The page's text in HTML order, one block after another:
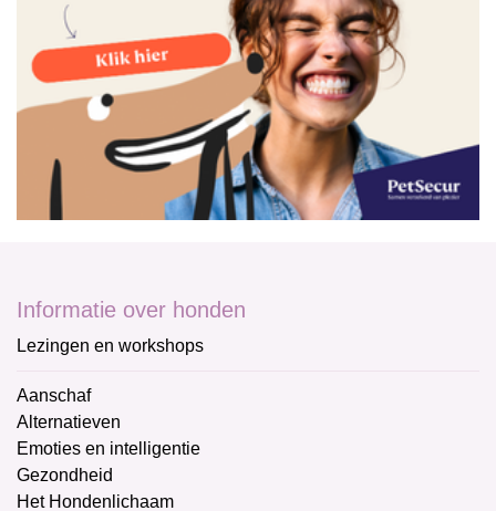
Informatie over honden
Lezingen en workshops
Aanschaf
Alternatieven
Emoties en intelligentie
Gezondheid
Het Hondenlichaam